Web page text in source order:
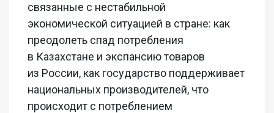
связанные с нестабильной
экономической ситуацией в стране: как
преодолеть спад потребления
в Казахстане и экспансию товаров
из России, как государство поддерживает
национальных производителей, что
происходит с потреблением